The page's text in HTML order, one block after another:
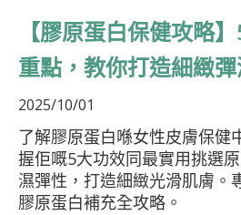
【膠原蛋白保健攻略
重點，教你打造細緻彈
2025/10/01
了解膠原蛋白喺女性皮膚保健
握佢嘅5大功效同最實用挑選
濕彈性，打造細緻光滑肌膚。
膠原蛋白補充全攻略。